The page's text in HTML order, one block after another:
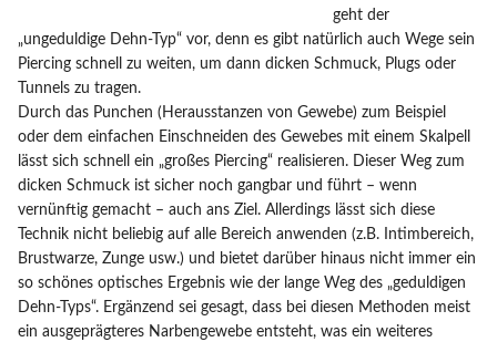
geht der
„ungeduldige Dehn-Typ“ vor, denn es gibt natürlich auch Wege sein
Piercing schnell zu weiten, um dann dicken Schmuck, Plugs oder
Tunnels zu tragen.
Durch das Punchen (Herausstanzen von Gewebe) zum Beispiel
oder dem einfachen Einschneiden des Gewebes mit einem Skalpell
lässt sich schnell ein „großes Piercing“ realisieren. Dieser Weg zum
dicken Schmuck ist sicher noch gangbar und führt – wenn
vernünftig gemacht – auch ans Ziel. Allerdings lässt sich diese
Technik nicht beliebig auf alle Bereich anwenden (z.B. Intimbereich,
Brustwarze, Zunge usw.) und bietet darüber hinaus nicht immer ein
so schönes optisches Ergebnis wie der lange Weg des „geduldigen
Dehn-Typs“. Ergänzend sei gesagt, dass bei diesen Methoden meist
ein ausgeprägteres Narbengewebe entsteht, was ein weiteres